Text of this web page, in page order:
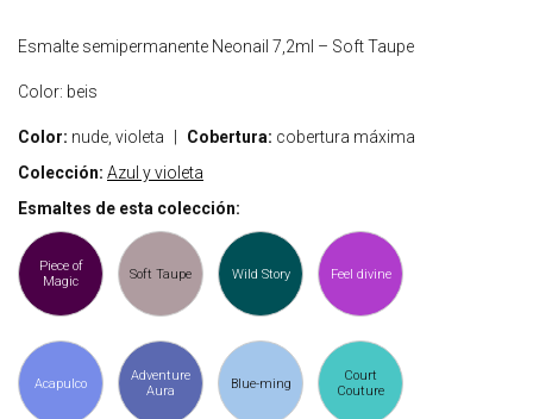
Esmalte semipermanente Neonail 7,2ml – Soft Taupe
Color: beis
Color: nude, violeta Cobertura: cobertura máxima
Colección: Azul y violeta
Esmaltes de esta colección:
Piece of
Magic
Soft Taupe Wild Story Feel divine
Acapulco
Adventure
Aura
Blue-ming
Court
Couture